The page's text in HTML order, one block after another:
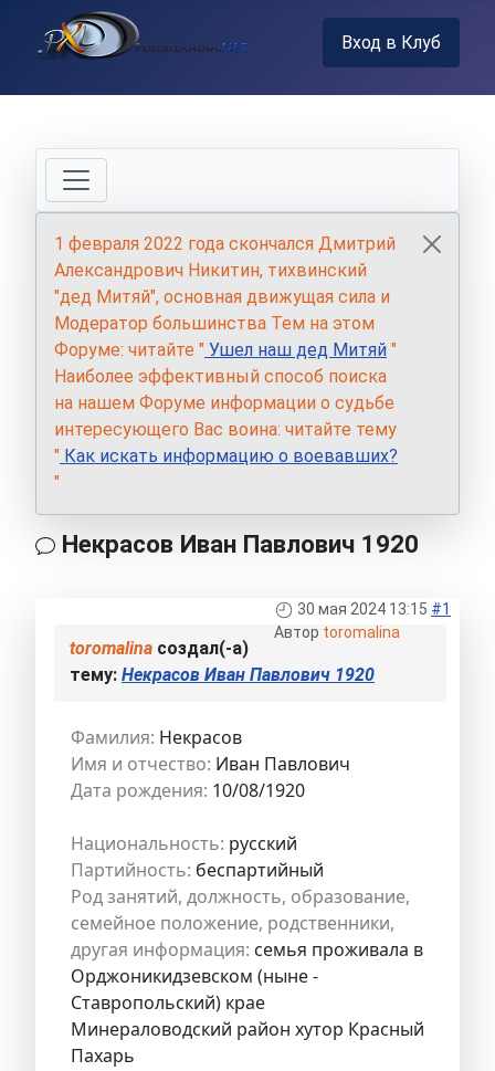
Вход в Клуб
1 февраля 2022 года скончался Дмитрий
Александрович Никитин, тихвинский
"дед Митяй", основная движущая сила и
Модератор большинства Тем на этом
Форуме: читайте " Ушел наш дед Митяй "
Наиболее эффективный способ поиска
на нашем Форуме информации о судьбе
интересующего Вас воина: читайте тему
" Как искать информацию о воевавших?
"
Некрасов Иван Павлович 1920
30 мая 2024 13:15 #1
Автор toromalina
toromalina создал(-а)
тему: Некрасов Иван Павлович 1920
Фамилия: Некрасов
Имя и отчество: Иван Павлович
Дата рождения: 10/08/1920
Национальность: русский
Партийность: беспартийный
Род занятий, должность, образование,
семейное положение, родственники,
другая информация: семья проживала в
Орджоникидзевском (ныне -
Ставропольский) крае
Минераловодский район хутор Красный
Пахарь